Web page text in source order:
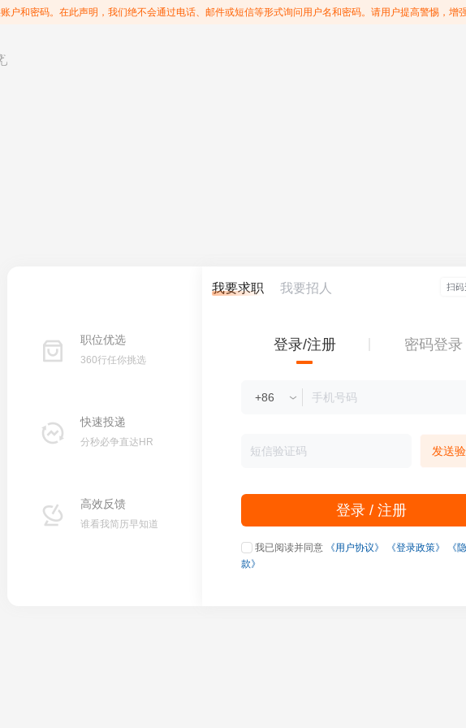
户和密码。在此声明，我们绝不会通过电话、邮件或短信等形式询问用户名和密码。请用户提高警惕，增
职位优选
360行任你挑选
快速投递
分秒必争直达HR
高效反馈
谁看我简历早知道
我要求职 我要招人
登录/注册 密码登录
发送
登录 / 注册
我已阅读并同意 《用户协议》 《登录政策》
《
款》